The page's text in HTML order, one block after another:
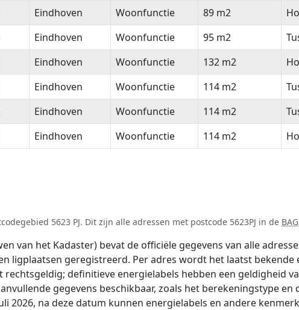
Woonplaats Gebruiksdoel Oppervlakte
Eindhoven Woonfunctie 89 m2
Eindhoven Woonfunctie 95 m2
Eindhoven Woonfunctie 132 m2
Eindhoven Woonfunctie 114 m2
Eindhoven Woonfunctie 114 m2
Eindhoven Woonfunctie 114 m2
5623 PJ. Dit zijn alle adressen met postcode 5623PJ in de BAG
van het Kadaster) bevat de officiële gegevens van alle
ligplaatsen geregistreerd. Per adres wordt het laatst
definitieve energielabels hebben een geldigheid
gegevens beschikbaar, zoals het berekeningstype
2026, na deze datum kunnen energielabels en andere